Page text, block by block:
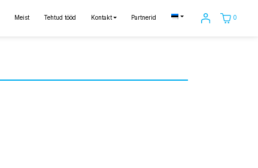
Meist Tehtud tööd Kontakt Partnerid 0